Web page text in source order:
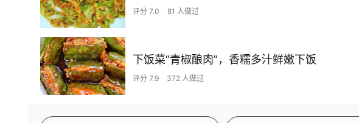
评分 7.0 81 人做过
下饭菜“青椒酿肉”，香糯多汁鲜嫩下饭
评分 7.9 372 人做过